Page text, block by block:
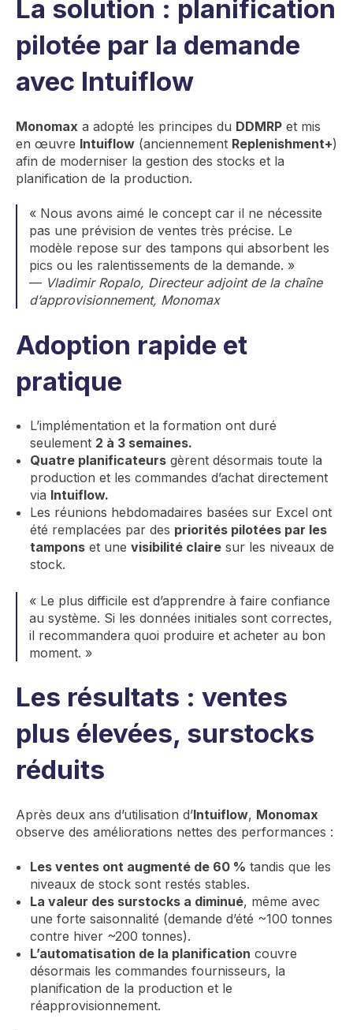
La solution : planification
pilotée par la demande
avec Intuiflow
Monomax a adopté les principes du DDMRP et mis
en œuvre Intuiflow (anciennement Replenishment+)
afin de moderniser la gestion des stocks et la
planification de la production.
« Nous avons aimé le concept car il ne nécessite
pas une prévision de ventes très précise. Le
modèle repose sur des tampons qui absorbent les
pics ou les ralentissements de la demande. »
— Vladimir Ropalo, Directeur adjoint de la chaîne
d’approvisionnement, Monomax
Adoption rapide et
pratique
L’implémentation et la formation ont duré
seulement 2 à 3 semaines.
Quatre planificateursgèrent désormais toute la
production et les commandes d’achat directement
via Intuiflow.
Les réunions hebdomadaires basées sur Excel ont
été remplacées par des priorités pilotées par les
tamponset une visibilité clairesur les niveaux de
stock.
« Le plus difficile est d’apprendre à faire confiance
au système. Si les données initiales sont correctes,
il recommandera quoi produire et acheter au bon
moment. »
Les résultats : ventes
plus élevées, surstocks
réduits
Après deux ans d’utilisation d’Intuiflow, Monomax
observe des améliorations nettes des performances :
Les ventes ont augmenté de 60 % tandis que les
niveaux de stock sont restés stables.
La valeur des surstocks a diminué, même avec
une forte saisonnalité (demande d’été ~100 tonnes
contre hiver ~200 tonnes).
L’automatisation de la planification couvre
désormais les commandes fournisseurs, la
planification de la production et le
réapprovisionnement.